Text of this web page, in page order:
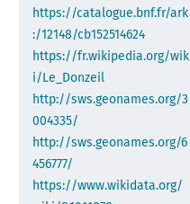
https://catalogue.bnf.fr/ark
:/12148/cb152514624
https://fr.wikipedia.org/wik
i/Le_Donzeil
http://sws.geonames.org/3
004335/
http://sws.geonames.org/6
456777/
https://www.wikidata.org/